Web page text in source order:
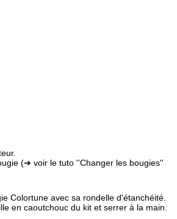
(➔ voir le tuto ''Changer les bougies''
Colortune avec sa rondelle d'étanchéité.
en caoutchouc du kit et serrer à la main.